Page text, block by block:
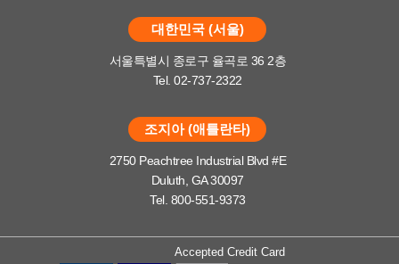
대한민국 (서울)
서울특별시 종로구 율곡로 36 2층
Tel. 02-737-2322
조지아 (애틀란타)
2750 Peachtree Industrial Blvd #E
Duluth, GA 30097
Tel. 800-551-9373
Accepted Credit Card